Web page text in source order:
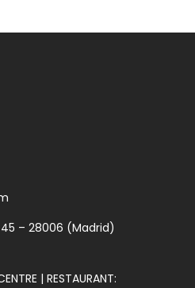
– 28006 (Madrid)
| RESTAURANT: